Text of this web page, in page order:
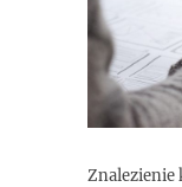
Znalezienie